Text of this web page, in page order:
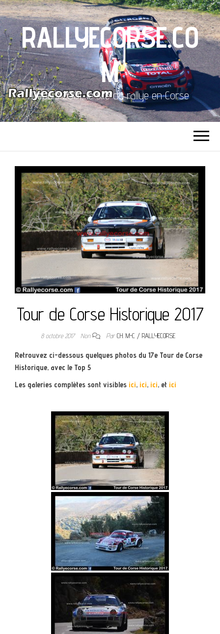
RALLYECORSE.CO
M
Depuis 2001, le site du rallye en Corse
Tour de Corse Historique 2017
8 octobre 2017 Non ParCH. M-C / RALLYECORSE
Retrouvez ci-dessous quelques photos du 17e Tour de Corse
Historique, avec le Top 5
Les galeries complètes sont visibles ici, ici, ici, et ici